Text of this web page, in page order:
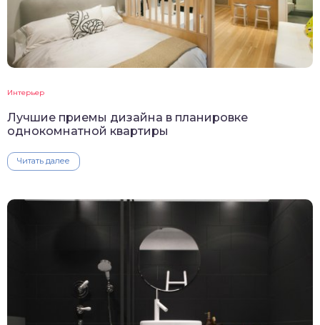
Интерьер
Лучшие приемы дизайна в планировке
однокомнатной квартиры
Читать далее